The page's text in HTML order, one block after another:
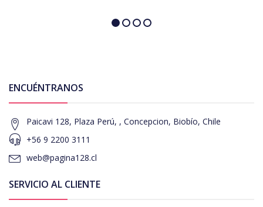
ENCUÉNTRANOS
Paicavi 128, Plaza Perú, , Concepcion, Biobío, Chile
+56 9 2200 3111
web@pagina128.cl
SERVICIO AL CLIENTE